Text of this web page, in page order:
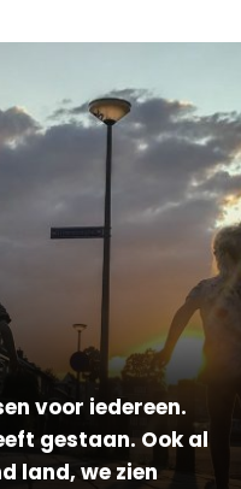
voor iedereen.
gestaan. Ook al
land, we zien